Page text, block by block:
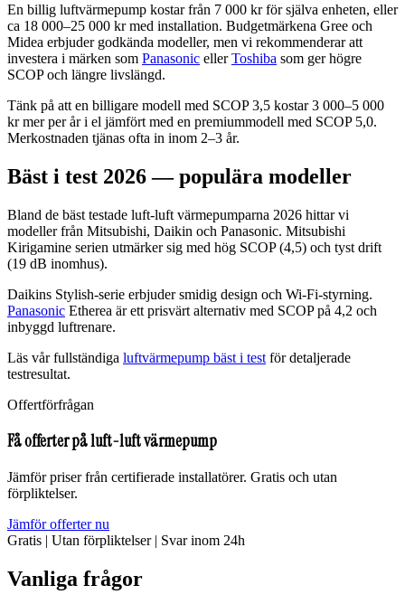
En billig luftvärmepump kostar från 7 000 kr för själva enheten, eller
ca 18 000–25 000 kr med installation. Budgetmärkena Gree och
Midea erbjuder godkända modeller, men vi rekommenderar att
investera i märken som Panasonic ellerToshiba som ger högre
SCOP och längre livslängd.
Tänk på att en billigare modell med SCOP 3,5 kostar 3 000–5 000
kr mer per år i el jämfört med en premiummodell med SCOP 5,0.
Merkostnaden tjänas ofta in inom 2–3 år.
Bäst i test 2026 — populära modeller
Bland de bäst testade luft-luft värmepumparna 2026 hittar vi
modeller från Mitsubishi, Daikin och Panasonic. Mitsubishi
Kirigamine serien utmärker sig med hög SCOP (4,5) och tyst drift
(19 dB inomhus).
Daikins Stylish-serie erbjuder smidig design och Wi-Fi-styrning.
Panasonic Etherea är ett prisvärt alternativ med SCOP på 4,2 och
inbyggd luftrenare.
Läs vår fullständiga luftvärmepump bäst i test för detaljerade
testresultat.
Offertförfrågan
Få offerter på luft-luft värmepump
Jämför priser från certifierade installatörer. Gratis och utan
förpliktelser.
Jämför offerter nu
Gratis | Utan förpliktelser | Svar inom 24h
Vanliga frågor